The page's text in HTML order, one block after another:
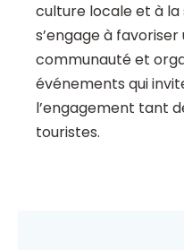
culture locale et à la
s’engage à
communauté et
événements qui
l’engagement tant
touristes.